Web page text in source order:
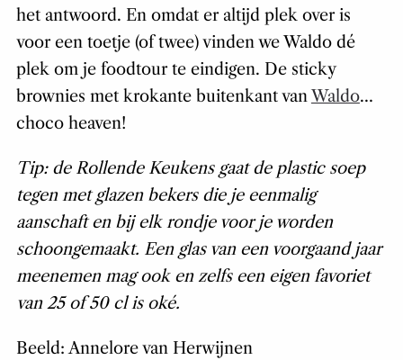
het antwoord. En omdat er altijd plek over is
voor een toetje (of twee) vinden we Waldo dé
plek om je foodtour te eindigen. De sticky
brownies met krokante buitenkant vanWaldo…
choco heaven!
Tip: de Rollende Keukens gaat de plastic soep
tegen met glazen bekers die je eenmalig
aanschaft en bij elk rondje voor je worden
schoongemaakt. Een glas van een voorgaand jaar
meenemen mag ook en zelfs een eigen favoriet
van 25 of 50 cl is oké.
Beeld: Annelore van Herwijnen